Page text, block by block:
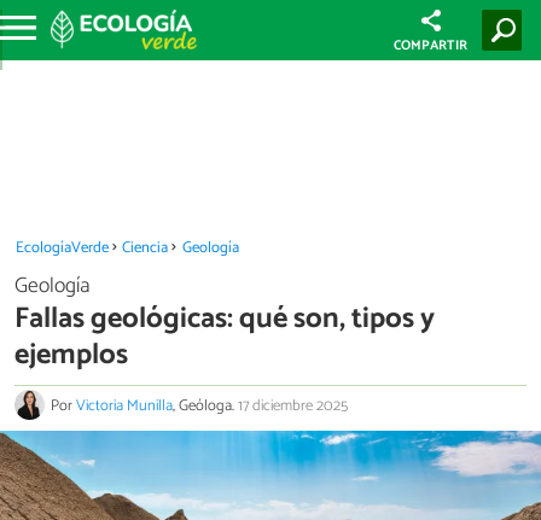
COMPARTIR
EcologíaVerde Ciencia Geología
Geología
Fallas geológicas: qué son, tipos y
ejemplos
PorVictoria Munilla, Geóloga.17 diciembre 2025